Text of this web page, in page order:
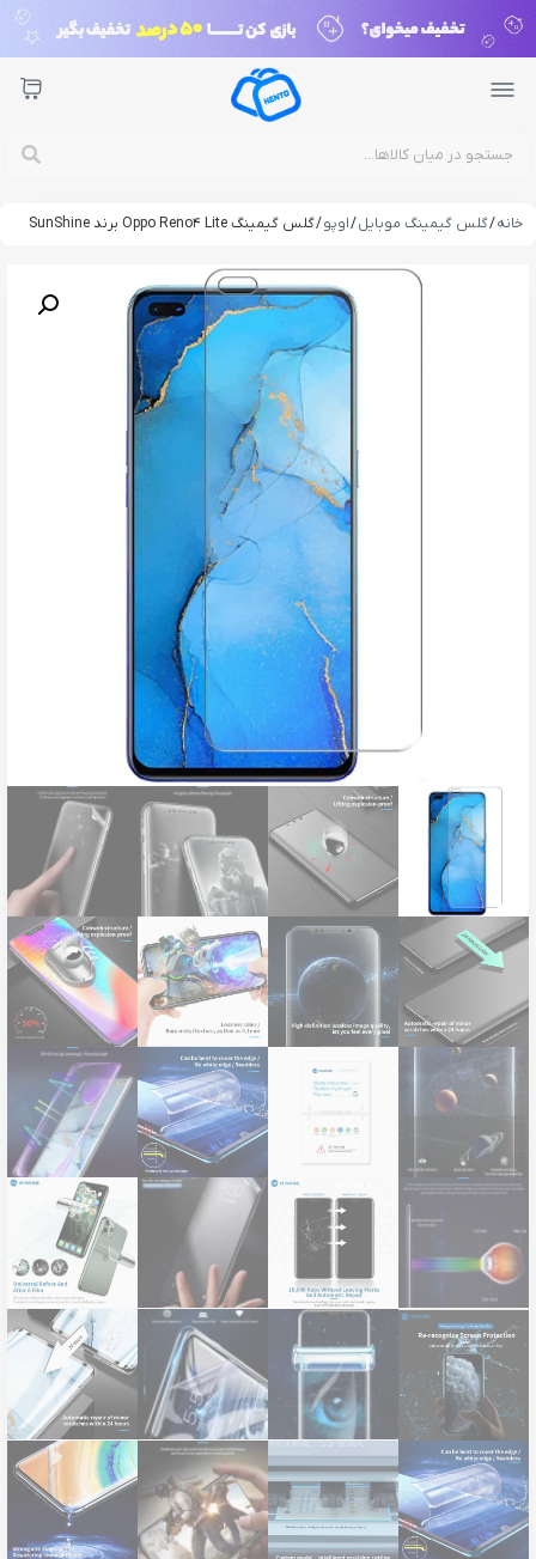
خانه/گلس گیمینگ موبایل/اوپو/ گلس گیمینگ Oppo Reno4 Lite برند SunShine